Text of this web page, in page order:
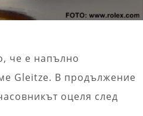
че е напълно
Gleitze. В продължение
оцеля след